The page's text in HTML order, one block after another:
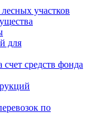
участков
для
средств фонда
по